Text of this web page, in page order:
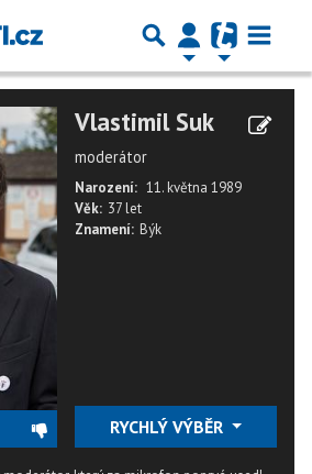
Vlastimil Suk
moderátor
Narození: 11. května 1989
Věk: 37 let
Znamení: Býk
RYCHLÝ VÝBĚR